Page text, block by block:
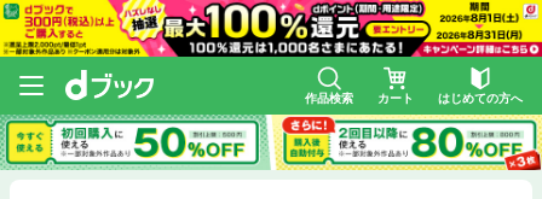
作品検索 カート はじめての方へ